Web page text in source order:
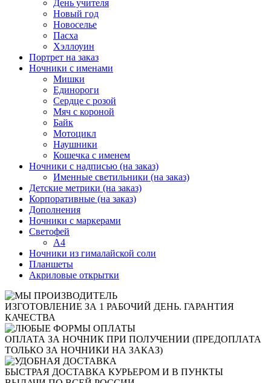
День учителя
Новый год
Новоселье
Пасха
Хэллоуин
Портрет на заказ
Ночники с именами
Мишки
Единороги
Сердце с розой
Мяч с короной
Байк
Мотоцикл
Наушники
Кошечка с именем
Ночники с надписью (на заказ)
Именные светильники (на заказ)
Детские метрики (на заказ)
Корпоративные (на заказ)
Дополнения
Ночники с маркерами
Светофей
А4
Ночники из гималайской соли
Планшеты
Акриловые открытки
ИЗГОТОВЛЕНИЕ ЗА 1 РАБОЧИЙ ДЕНЬ. ГАРАНТИЯ
КАЧЕСТВА
ОПЛАТА ЗА НОЧНИК ПРИ ПОЛУЧЕНИИ (ПРЕДОПЛАТА
ТОЛЬКО ЗА НОЧНИКИ НА ЗАКАЗ)
БЫСТРАЯ ДОСТАВКА КУРЬЕРОМ И В ПУНКТЫ